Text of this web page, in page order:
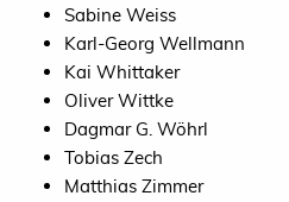
Sabine Weiss
Karl-Georg Wellmann
Kai Whittaker
Oliver Wittke
Dagmar G. Wöhrl
Tobias Zech
Matthias Zimmer